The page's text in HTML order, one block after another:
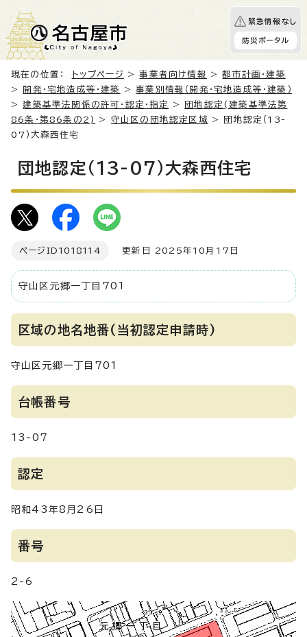
緊急情報なし
防災ポータル
現在の位置： トップページ >事業者向け情報 >都市計画・建築
>
開発・宅地造成等・建築 >事業別情報（開発・宅地造成等・建築）
>建築基準法関係の許可・認定・指定 >
団地認定(建築基準法第
86条・第86条の2)
> 守山区の団地認定区域 > 団地認定（13-
07）大森西住宅
団地認定（13-07）大森西住宅
ページID 1018114 更新日 2025年10月17日
守山区元郷一丁目701
区域の地名地番(当初認定申請時)
守山区元郷一丁目701
台帳番号
13-07
認定
昭和43年8月26日
番号
2-6